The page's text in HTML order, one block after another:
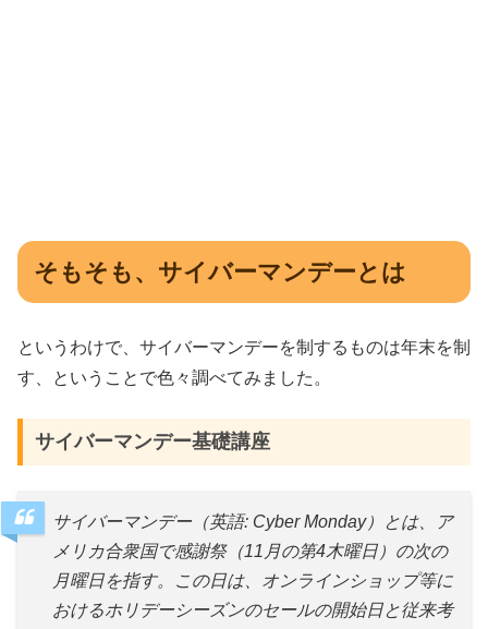
そもそも、サイバーマンデーとは
というわけで、サイバーマンデーを制するものは年末を制
す、ということで色々調べてみました。
サイバーマンデー基礎講座
サイバーマンデー（英語: Cyber Monday）とは、ア
メリカ合衆国で感謝祭（11月の第4木曜日）の次の
月曜日を指す。この日は、オンラインショップ等に
おけるホリデーシーズンのセールの開始日と従来考